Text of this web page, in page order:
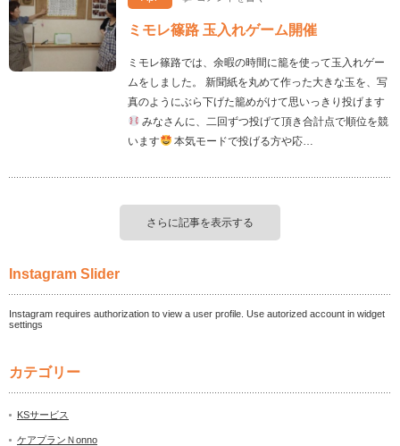
ミモレ篠路 玉入れゲーム開催
ミモレ篠路では、余暇の時間に籠を使って玉入れゲー
ムをしました。 新聞紙を丸めて作った大きな玉を、写
真のようにぶら下げた籠めがけて思いっきり投げます
みなさんに、二回ずつ投げて頂き合計点で順位を競
います
本気モードで投げる方や応…
さらに記事を表示する
Instagram Slider
Instagram requires authorization to view a user profile. Use autorized account in widget
settings
カテゴリー
KSサービス
ケアプランＮonno